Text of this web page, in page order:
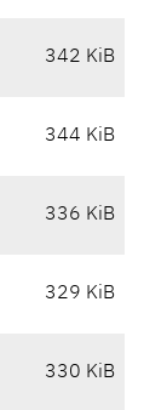
342 KiB
344 KiB
336 KiB
329 KiB
330 KiB